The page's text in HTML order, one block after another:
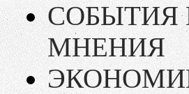
СОБЫТИЯ
МНЕНИЯ